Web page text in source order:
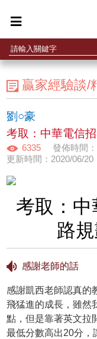
贏家經驗談/
劉○豪
考取：中華電信
6335
發佈時間
更新時間：2020/06/20
考取：中
路
感謝老師的話
感謝凱西老師認真的
飛猛進的成長，雖然
點，但是靠著英文拉
最低分數高出20分，